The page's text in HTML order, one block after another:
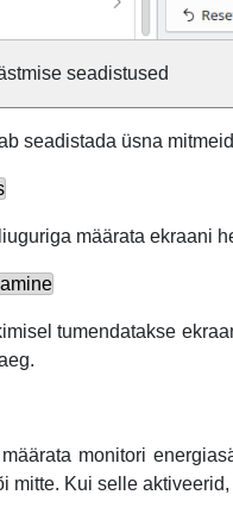
seadistused
seadistada üsna
määrata ekraani
tumendatakse
monitori
mitte. Kui selle